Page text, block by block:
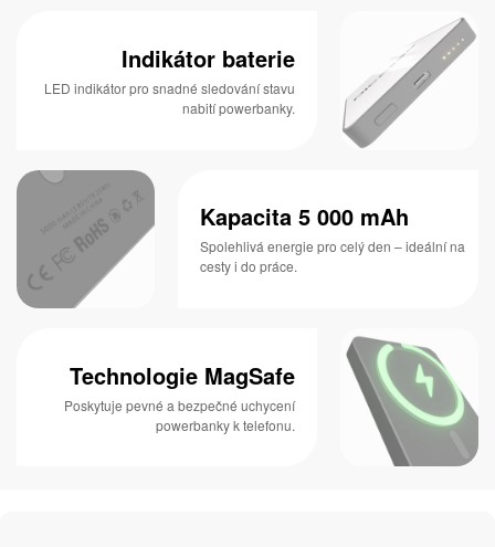
Indikátor baterie
LED indikátor pro snadné sledování stavu
nabití powerbanky.
Kapacita 5 000 mAh
Spolehlivá energie pro celý den – ideální na
cesty i do práce.
Technologie MagSafe
Poskytuje pevné a bezpečné uchycení
powerbanky k telefonu.